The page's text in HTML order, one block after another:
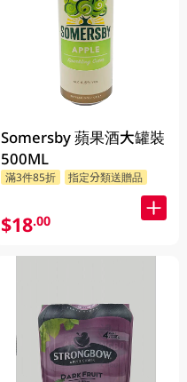
Somersby 蘋果酒大罐裝
500ML
滿3件85折 指定分類送贈品
$18.00